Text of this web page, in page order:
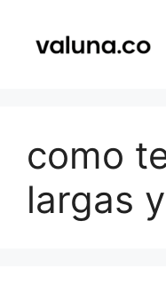
contenido
como
largas